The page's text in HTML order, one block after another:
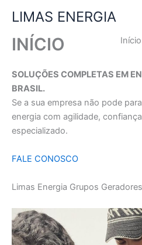
para
conteúdo
LIMAS ENERGIA
Início
INÍCIO
SOLUÇÕES COMPLETAS EM
BRASIL.
Se a sua empresa não pode
energia com agilidade,
especializado.
FALE CONOSCO
Limas Energia Grupos Geradores